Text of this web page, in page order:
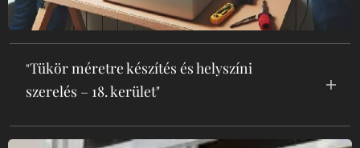
"Tükör méretre készítés és helyszíni
szerelés – 18. kerület"
"Egyedi méretre gyártott tükrök helyszíni